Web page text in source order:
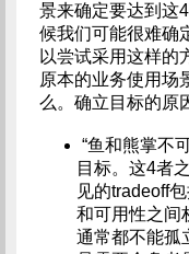
景来确定要达到这
候我们可能很难确
以尝试采用这样的
原本的业务使用场
么。确立目标的原
“鱼和熊掌不
目标。这4者
见的tradeoff
和可用性之间
通常都不能孤